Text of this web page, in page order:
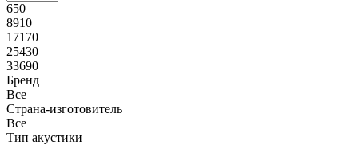
650
8910
17170
25430
33690
Бренд
Все
Страна-изготовитель
Все
Тип акустики